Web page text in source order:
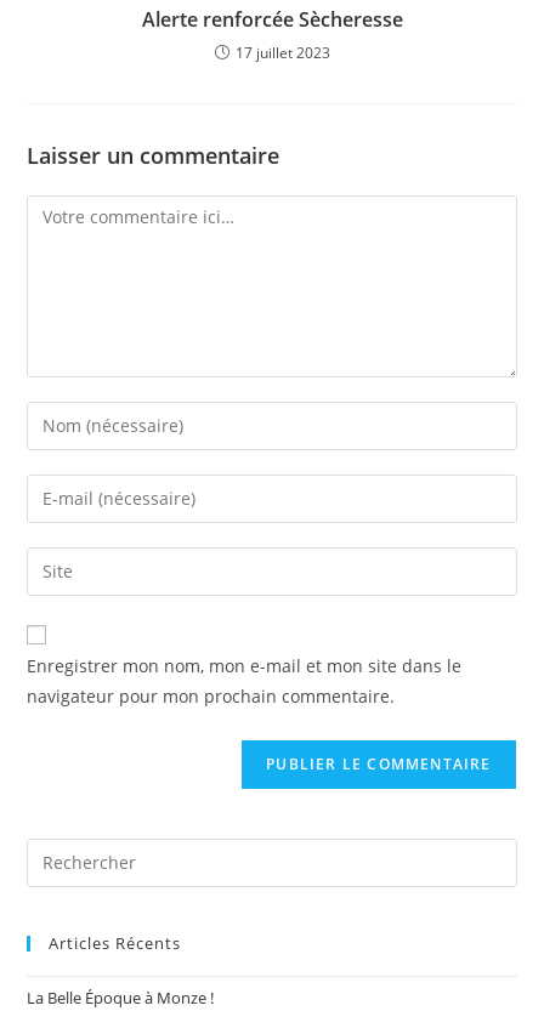
Alerte renforcée Sècheresse
17 juillet 2023
Laisser un commentaire
Comment
Enter
your
name
comment
Enter
your
email
address
comment
Saisir
l’URL
de
votre
(facultatif)
Enregistrer mon nom, mon e-mail et mon site dans le
navigateur pour mon prochain commentaire.
Articles Récents
La Belle Époque à Monze !